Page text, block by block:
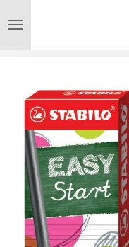
direct
hoofdinhoud